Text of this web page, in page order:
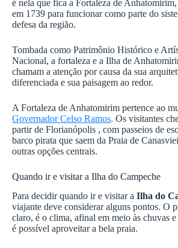
é nela que fica a Fortaleza de
em 1739 para funcionar como parte do
defesa da região.
Tombada como Patrimônio Histórico e
Nacional, a fortaleza e a Ilha de
chamam a atenção por causa da sua
diferenciada e sua paisagem ao redor.
A Fortaleza de Anhatomirim pertence ao
Governador Celso Ramos. Os visitantes
partir de Florianópolis , com passeios de
barco pirata que saem da Praia de
outras opções centrais.
Quando ir e visitar a Ilha do Campeche
Para decidir quando ir e visitar a Ilha do
viajante deve considerar alguns pontos. O
claro, é o clima, afinal em meio às chuvas
é possível aproveitar a bela praia.